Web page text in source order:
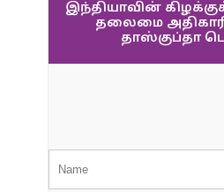
இந்தியாவின்
தலைமை
தாஸ்குப்தா